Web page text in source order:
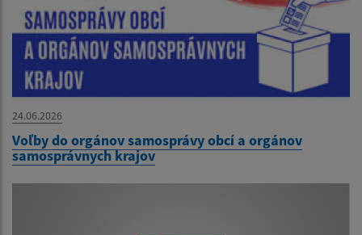
24.06.2026
Voľby do orgánov samosprávy obcí a orgánov
samosprávnych krajov